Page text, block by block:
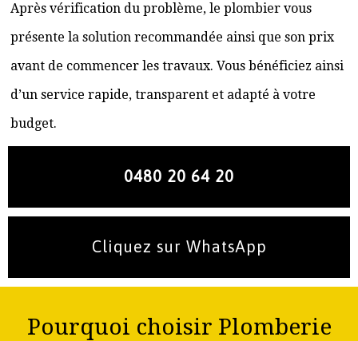
Après vérification du problème, le plombier vous
présente la solution recommandée ainsi que son prix
avant de commencer les travaux. Vous bénéficiez ainsi
d’un service rapide, transparent et adapté à votre
budget.
0480 20 64 20
Cliquez sur WhatsApp
Pourquoi choisir Plomberie